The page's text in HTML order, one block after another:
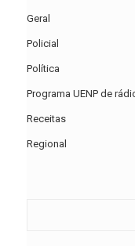
Geral
Policial
Política
Programa UENP de
Receitas
Regional